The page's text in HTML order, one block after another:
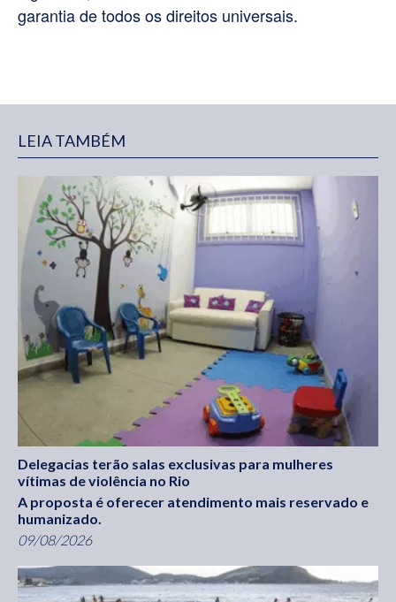
garantia de todos os direitos universais.
LEIA TAMBÉM
Delegacias terão salas exclusivas para mulheres
vítimas de violência no Rio
A proposta é oferecer atendimento mais reservado e
humanizado.
09/08/2026